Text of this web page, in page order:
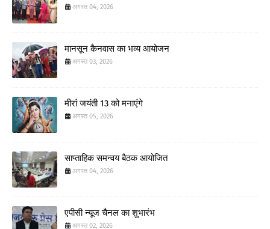
अगस्त 04, 2026
मानसून कैनवास का भव्य आयोजन
अगस्त 03, 2026
मीरां जयंती 13 को मनाएंगे
अगस्त 05, 2026
साप्ताहिक समन्वय बैठक आयोजित
अगस्त 04, 2026
एपीसी न्यूज चैनल का शुभारंभ
अगस्त 02, 2026